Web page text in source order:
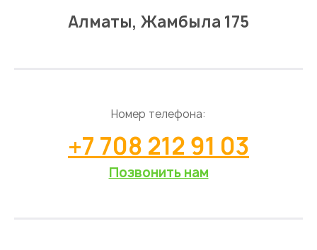
Алматы, Жамбыла 175
Номер телефона:
+7 708 212 91 03
Позвонить нам